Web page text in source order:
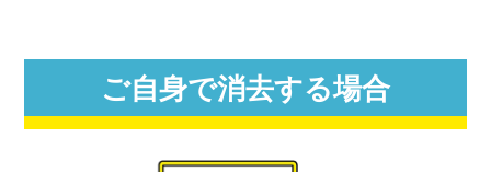
ご自身で消去する場合